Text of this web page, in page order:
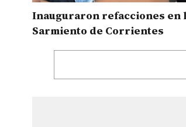
Inauguraron refacciones en
Sarmiento de Corrientes